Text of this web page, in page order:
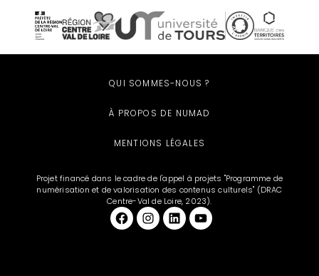
QUI SOMMES-NOUS ?
À PROPOS DE NUMAD
MENTIONS LÉGALES
Projet financé dans le cadre de l'appel à projets "Programme de
numérisation et de valorisation des contenus culturels" (DRAC
Centre-Val de Loire, 2023).
Facebook et aussi sur Instagram LinkedIn YouTube